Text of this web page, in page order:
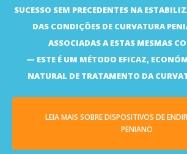
SUCESSO SEM PRECEDENTES NA
DAS CONDIÇÕES DE CURVATURA
ASSOCIADAS A ESTAS MESMAS
ESTE É UM MÉTODO EFICAZ,
NATURAL DE TRATAMENTO DA
LEIA MAIS SOBRE DISPOSITIVOS DE
PENIANO